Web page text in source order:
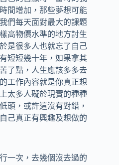
間增加，那些夢想可能
們每天面對最大的課題
高物價水準的地方討生
是很多人也就忘了自己
短短幾十年，如果拿其
了點，人生應該多多去
工作內容就是你真正想
太多人礙於現實的種種
頭，或許這沒有對錯，
己真正有興趣及想做的
一次，去幾個沒去過的